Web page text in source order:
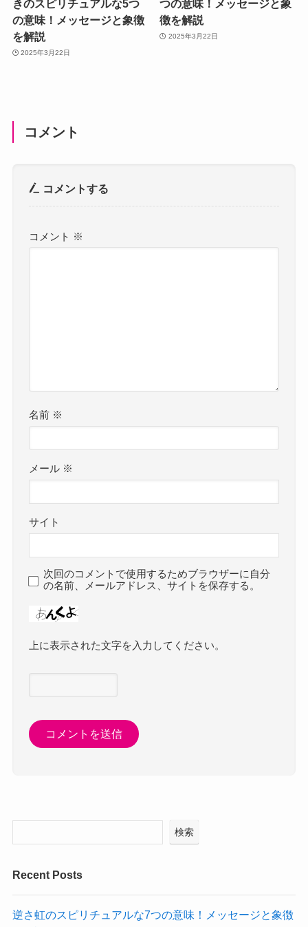
きのスピリチュアルな5つ
の意味！メッセージと象徴
を解説
2025年3月22日
つの意味！メッセージと象
徴を解説
2025年3月22日
コメント
コメントする
コメント ※
名前 ※
メール ※
サイト
次回のコメントで使用するためブラウザーに自分
の名前、メールアドレス、サイトを保存する。
上に表示された文字を入力してください。
検索
Recent Posts
逆さ虹のスピリチュアルな7つの意味！メッセージと象徴